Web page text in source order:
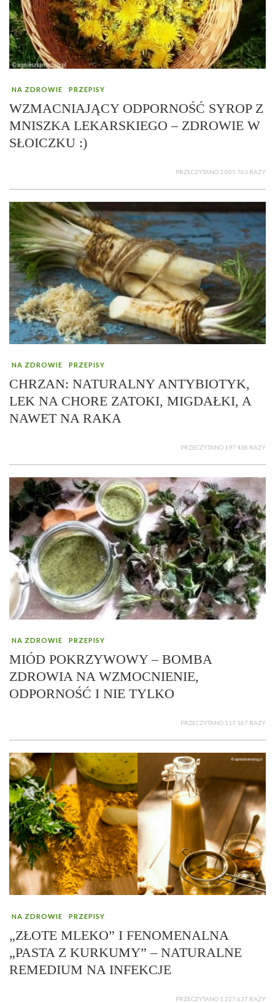
NA ZDROWIE PRZEPISY
WZMACNIAJĄCY ODPORNOŚĆ SYROP Z
MNISZKA LEKARSKIEGO – ZDROWIE W
SŁOICZKU :)
PRZECZYTANO 1 005 763 RAZY
NA ZDROWIE PRZEPISY
CHRZAN: NATURALNY ANTYBIOTYK,
LEK NA CHORE ZATOKI, MIGDAŁKI, A
NAWET NA RAKA
PRZECZYTANO 197 418 RAZY
NA ZDROWIE PRZEPISY
MIÓD POKRZYWOWY – BOMBA
ZDROWIA NA WZMOCNIENIE,
ODPORNOŚĆ I NIE TYLKO
PRZECZYTANO 117 167 RAZY
NA ZDROWIE PRZEPISY
„ZŁOTE MLEKO” I FENOMENALNA
„PASTA Z KURKUMY” – NATURALNE
REMEDIUM NA INFEKCJE
PRZECZYTANO 1 227 637 RAZY